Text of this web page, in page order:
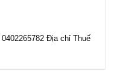
Địa chỉ Thuế